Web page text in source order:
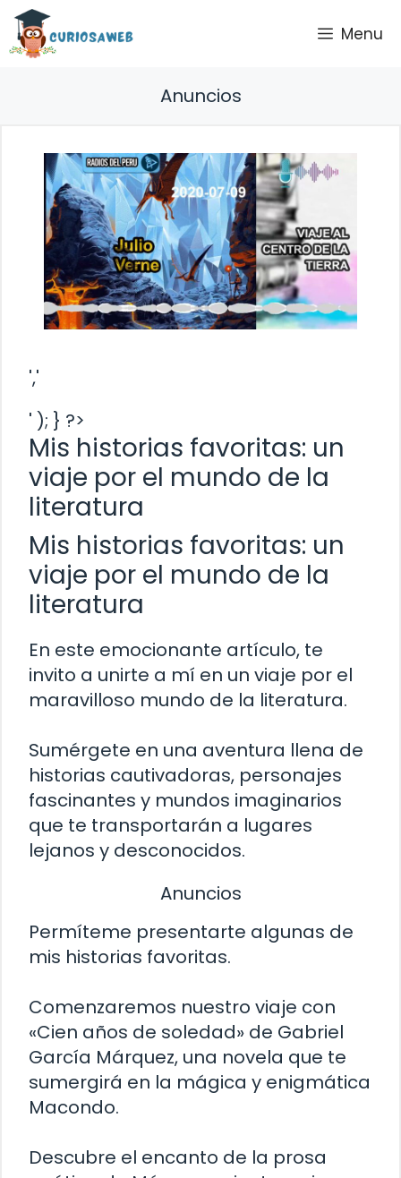
Saltar
contenido
Menu
Anuncios
','
' ); } ?>
Mis historias favoritas: un
viaje por el mundo de la
literatura
Mis historias favoritas: un
viaje por el mundo de la
literatura
En este emocionante artículo, te
invito a unirte a mí en un viaje por el
maravilloso mundo de la literatura.
Sumérgete en una aventura llena de
historias cautivadoras, personajes
fascinantes y mundos imaginarios
que te transportarán a lugares
lejanos y desconocidos.
Anuncios
Permíteme presentarte algunas de
mis historias favoritas.
Comenzaremos nuestro viaje con
«Cien años de soledad» de Gabriel
García Márquez, una novela que te
sumergirá en la mágica y enigmática
Macondo.
Descubre el encanto de la prosa